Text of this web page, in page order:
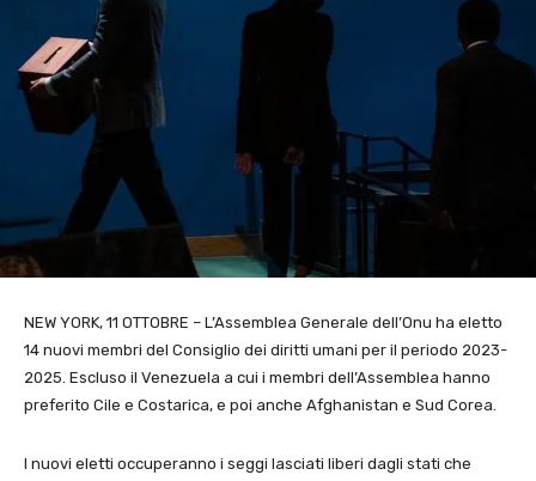
NEW YORK, 11 OTTOBRE – L’Assemblea Generale dell’Onu ha eletto
14 nuovi membri del Consiglio dei diritti umani per il periodo 2023-
2025. Escluso il Venezuela a cui i membri dell’Assemblea hanno
preferito Cile e Costarica, e poi anche Afghanistan e Sud Corea.
I nuovi eletti occuperanno i seggi lasciati liberi dagli stati che